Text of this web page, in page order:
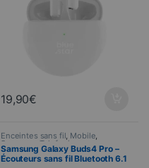
19,90€
Enceintes sans fil, Mobile,
Samsung Telefonie
Samsung Galaxy Buds4 Pro –
Écouteurs sans fil Bluetooth 6.1